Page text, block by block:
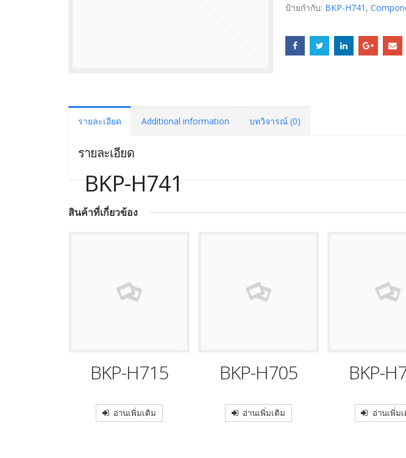
ป้ายกำกับ: BKP-H741 ,
รายละเอียด Additional information บทวิจารณ์ (0)
รายละเอียด
BKP-H741
สินค้าที่เกี่ยวข้อง
BKP-H715
อ่านเพิ่มเติม
BKP-H705
อ่านเพิ่มเติม
BKP-
อ่านเพิ่ม